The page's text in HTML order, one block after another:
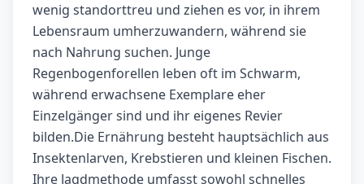
wenig standorttreu und ziehen es vor, in ihrem
Lebensraum umherzuwandern, während sie
nach Nahrung suchen. Junge
Regenbogenforellen leben oft im Schwarm,
während erwachsene Exemplare eher
Einzelgänger sind und ihr eigenes Revier
bilden.Die Ernährung besteht hauptsächlich aus
Insektenlarven, Krebstieren und kleinen Fischen.
Ihre Jagdmethode umfasst sowohl schnelles